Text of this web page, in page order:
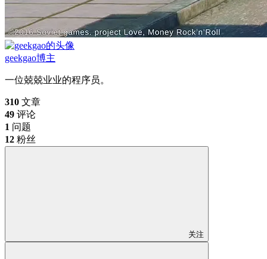
geekgao博主
一位兢兢业业的程序员。
310 文章
49 评论
1 问题
12 粉丝
关注